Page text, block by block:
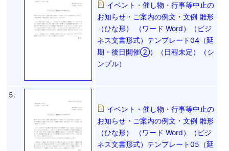
イベント・催し物・行事等中止の
お知らせ・ご案内の例文・文例 雛形
（ひな形） （ワード Word）（ビジ
ネス文書形式）テンプレート04（延
期・後日開催②）（日程未定）（シ
ンプル）
5.
イベント・催し物・行事等中止の
お知らせ・ご案内の例文・文例 雛形
（ひな形） （ワード Word）（ビジ
ネス文書形式）テンプレート05（延